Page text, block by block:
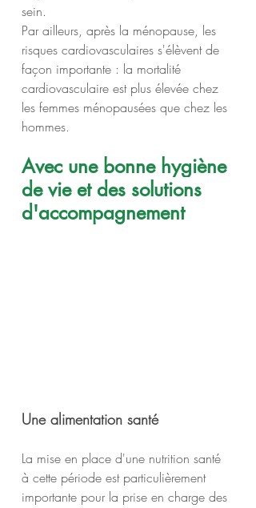
sein.
Par ailleurs, après la ménopause, les
risques cardiovasculaires s'élèvent de
façon importante : la mortalité
cardiovasculaire est plus élevée chez
les femmes ménopausées que chez les
hommes.
Avec une bonne hygiène
de vie et des solutions
d'accompagnement
Une alimentation santé
La mise en place d'une nutrition santé
à cette période est particulièrement
importante pour la prise en charge des